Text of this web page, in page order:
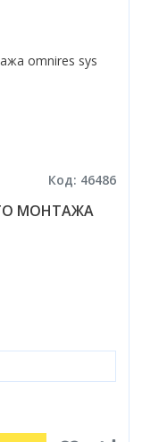
Код: 46486
МОНТАЖА